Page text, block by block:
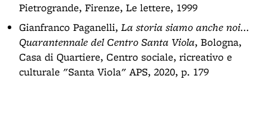
Pietrogrande, Firenze, Le lettere, 1999
Gianfranco Paganelli, La storia siamo anche noi...
Quarantennale del Centro Santa Viola, Bologna,
Casa di Quartiere, Centro sociale, ricreativo e
culturale "Santa Viola" APS, 2020, p. 179